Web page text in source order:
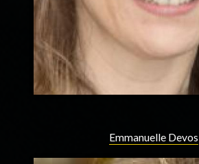
Emmanuelle Devos